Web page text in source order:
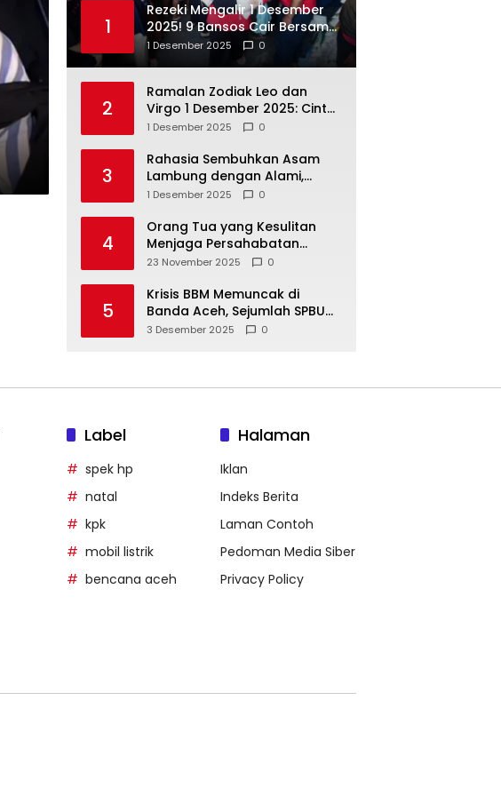
1
Rezeki Mengalir 1 Desember
2025! 9 Bansos Cair Bersama:
PKH, BPNT, dan KKS Mandiri
Double
1 Desember 2025 0
2
Ramalan Zodiak Leo dan
Virgo 1 Desember 2025: Cinta,
Karir, Kesehatan, dan
1 Desember 2025 0
3
Rahasia Sembuhkan Asam
Lambung dengan Alami,
Nomor 4 Disalahpahami
1 Desember 2025 0
4
Orang Tua yang Kesulitan
Menjaga Persahabatan
Biasanya Lakukan 8 Hal Ini
23 November 2025 0
5
Krisis BBM Memuncak di
Banda Aceh, Sejumlah SPBU
Tutup Total
3 Desember 2025 0
Label
spek hp
natal
kpk
mobil listrik
bencana aceh
Halaman
Iklan
Indeks Berita
Laman Contoh
Pedoman Media Siber
Privacy Policy